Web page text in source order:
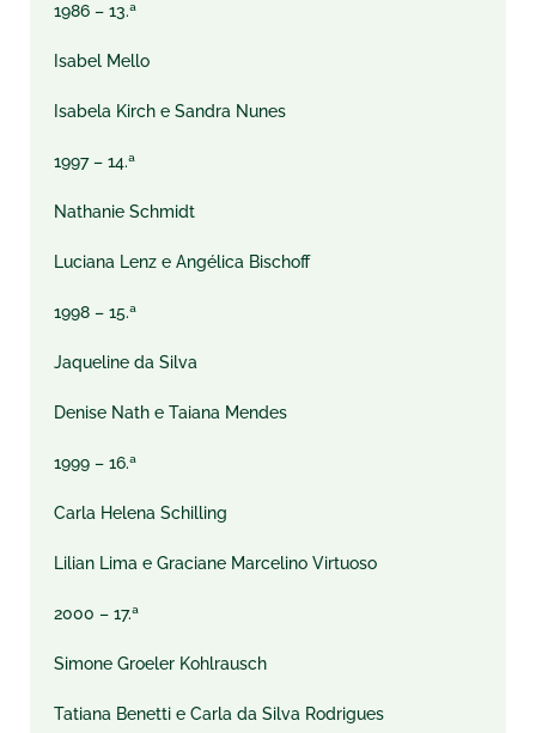
1986 – 13.ª
Isabel Mello
Isabela Kirch e Sandra Nunes
1997 – 14.ª
Nathanie Schmidt
Luciana Lenz e Angélica Bischoff
1998 – 15.ª
Jaqueline da Silva
Denise Nath e Taiana Mendes
1999 – 16.ª
Carla Helena Schilling
Lilian Lima e Graciane Marcelino Virtuoso
2000 – 17.ª
Simone Groeler Kohlrausch
Tatiana Benetti e Carla da Silva Rodrigues